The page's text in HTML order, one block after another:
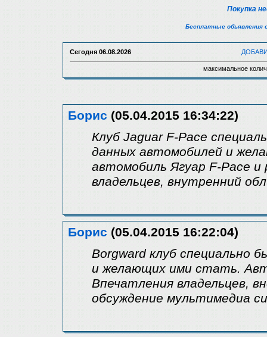
Покупка
Бесплатные объявления
Сегодня 06.08.2026
максимальное
Борис (05.04.2015 16:34:22)
Клуб Jaguar F-Pace
данных автомобилей и
автомобиль Ягуар F-Pace
владельцев, внутренний
Борис (05.04.2015 16:22:04)
Borgward клуб специально
и желающих ими стать.
Впечатления владельцев,
обсуждение мультимедиа